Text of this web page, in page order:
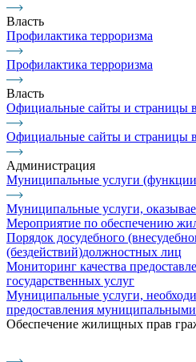
Власть
Профилактика терроризма
Профилактика терроризма
Власть
Официальные сайты и страницы
Официальные сайты и страницы
Администрация
Муниципальные услуги
Муниципальные услуги,
Мероприятие по обеспечению
Порядок досудебного
(бездействий)должностных лиц
Мониторинг качества
государственных услуг
Муниципальные услуги,
предоставления
Обеспечение жилищных прав